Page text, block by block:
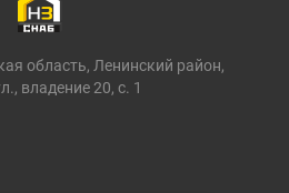
область, Ленинский район,
владение 20, с. 1